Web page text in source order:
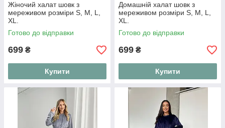
Жіночий халат шовк з
мереживом розміри S, M, L,
XL.
Готово до відправки
699 ₴
Купити
Домашній халат шовк з
мереживом розміри S, M, L,
XL.
Готово до відправки
699 ₴
Купити